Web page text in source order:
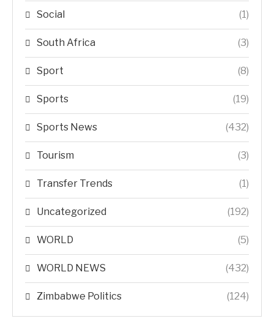
Social (1)
South Africa (3)
Sport (8)
Sports (19)
Sports News (432)
Tourism (3)
Transfer Trends (1)
Uncategorized (192)
WORLD (5)
WORLD NEWS (432)
Zimbabwe Politics (124)